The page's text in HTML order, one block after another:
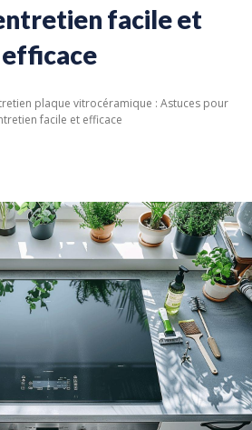
facile et
efficace
plaque vitrocéramique : Astuces pour
facile et efficace